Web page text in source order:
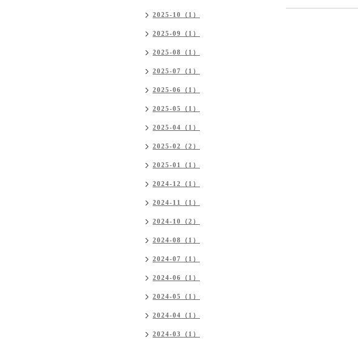
2025-10（1）
2025-09（1）
2025-08（1）
2025-07（1）
2025-06（1）
2025-05（1）
2025-04（1）
2025-02（2）
2025-01（1）
2024-12（1）
2024-11（1）
2024-10（2）
2024-08（1）
2024-07（1）
2024-06（1）
2024-05（1）
2024-04（1）
2024-03（1）